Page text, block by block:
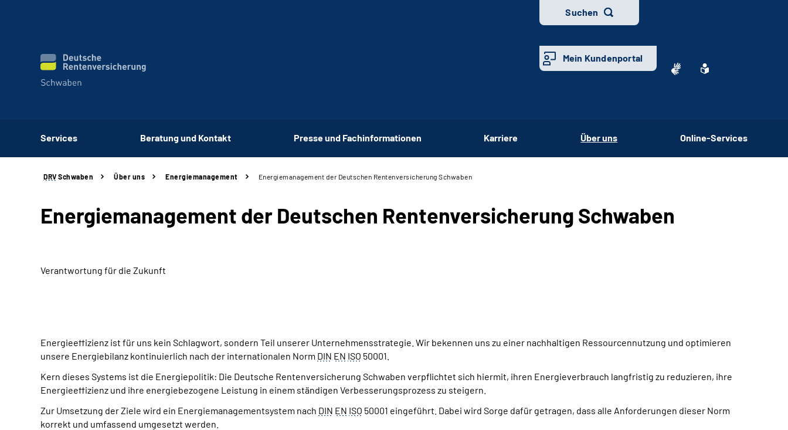
Suchen
Mein Kundenportal
Services Beratung und Kontakt Presse und Fachinformationen Karriere Über uns Online-Services
DRV Schwaben Über uns Energiemanagement Energiemanagement der Deutschen Rentenversicherung Schwaben
Energiemanagement der Deutschen Rentenversicherung Schwaben
Verantwortung für die Zukunft
Energieeffizienz ist für uns kein Schlagwort, sondern Teil unserer Unternehmensstrategie. Wir bekennen uns zu einer nachhaltigen Ressourcennutzung und optimieren
unsere Energiebilanz kontinuierlich nach der internationalen Norm DIN EN ISO 50001.
Kern dieses Systems ist die Energiepolitik: Die Deutsche Rentenversicherung Schwaben verpflichtet sich hiermit, ihren Energieverbrauch langfristig zu reduzieren, ihre
Energieeffizienz und ihre energiebezogene Leistung in einem ständigen Verbesserungsprozess zu steigern.
Zur Umsetzung der Ziele wird ein Energiemanagementsystem nach DIN EN ISO 50001 eingeführt. Dabei wird Sorge dafür getragen, dass alle Anforderungen dieser Norm
korrekt und umfassend umgesetzt werden.